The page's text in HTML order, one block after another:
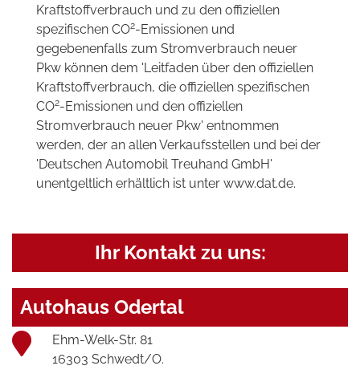
Kraftstoffverbrauch und zu den offiziellen
spezifischen CO2-Emissionen und
gegebenenfalls zum Stromverbrauch neuer
Pkw können dem 'Leitfaden über den offiziellen
Kraftstoffverbrauch, die offiziellen spezifischen
CO2-Emissionen und den offiziellen
Stromverbrauch neuer Pkw' entnommen
werden, der an allen Verkaufsstellen und bei der
'Deutschen Automobil Treuhand GmbH'
unentgeltlich erhältlich ist unter www.dat.de.
Ihr Kontakt zu uns:
Autohaus Odertal
Ehm-Welk-Str. 81
16303 Schwedt/O.